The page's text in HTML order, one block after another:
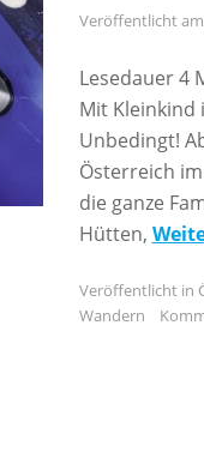
Veröffentlicht am
Lesedauer 4
Mit Kleinkind
Unbedingt!
Österreich
die ganze
Hütten,
Veröffentlicht in
Wandern